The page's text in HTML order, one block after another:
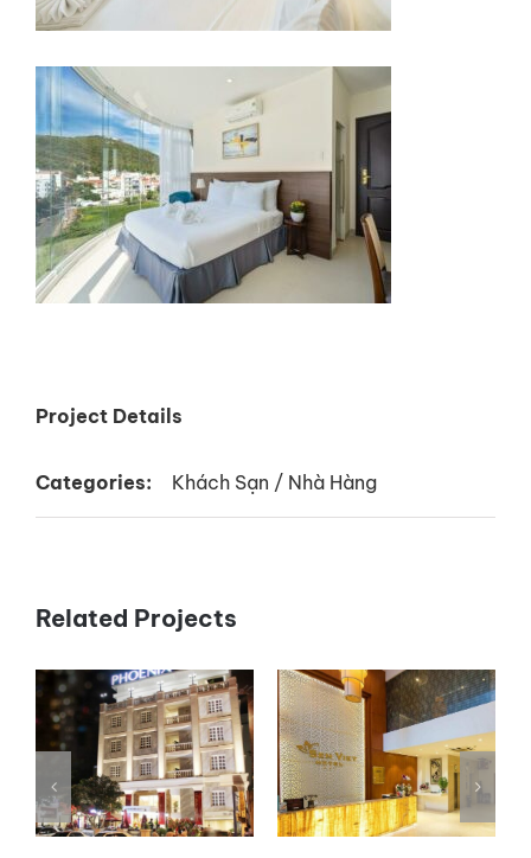
Project Details
Categories: Khách Sạn / Nhà Hàng
Related Projects